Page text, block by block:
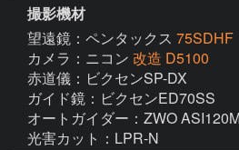
撮影機材
望遠鏡：ペンタックス 75SDHF
カメラ：ニコン 改造 D5100
赤道儀：ビクセンSP-DX
ガイド鏡：ビクセンED70SS
オートガイダー：ZWO
光害カット：LPR-N